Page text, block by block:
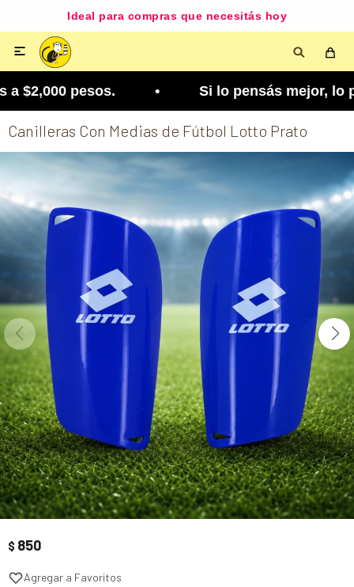
Ideal para compras que necesitás hoy

a $2,000 pesos. • Si lo pensás mejor, lo
Canilleras Con Medias de Fútbol Lotto Prato
$ 850